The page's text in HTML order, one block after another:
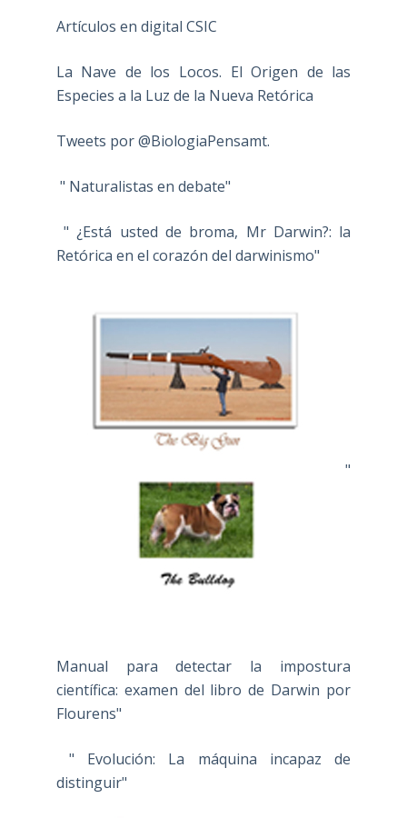
Artículos en digital CSIC
La Nave de los Locos. El Origen de las
Especies a la Luz de la Nueva Retórica
Tweets por @BiologiaPensamt.
" Naturalistas en debate"
" ¿Está usted de broma, Mr Darwin?: la
Retórica en el corazón del darwinismo"
"
Manual para detectar la impostura
científica: examen del libro de Darwin por
Flourens"
" Evolución: La máquina incapaz de
distinguir"